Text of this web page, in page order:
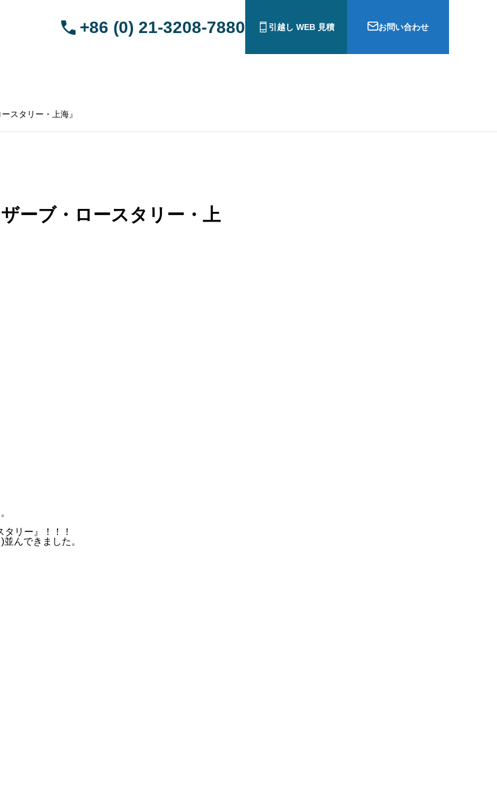
+86 (0) 21-3208-7880 引越し WEB 見積 お問い合わせ
武漢から日本へペットを連れて帰る
深圳から犬連れ猫連れ帰国手続き
スタリー・上海』
ーブ・ロースタリー・上
リー』！！！
んできました。